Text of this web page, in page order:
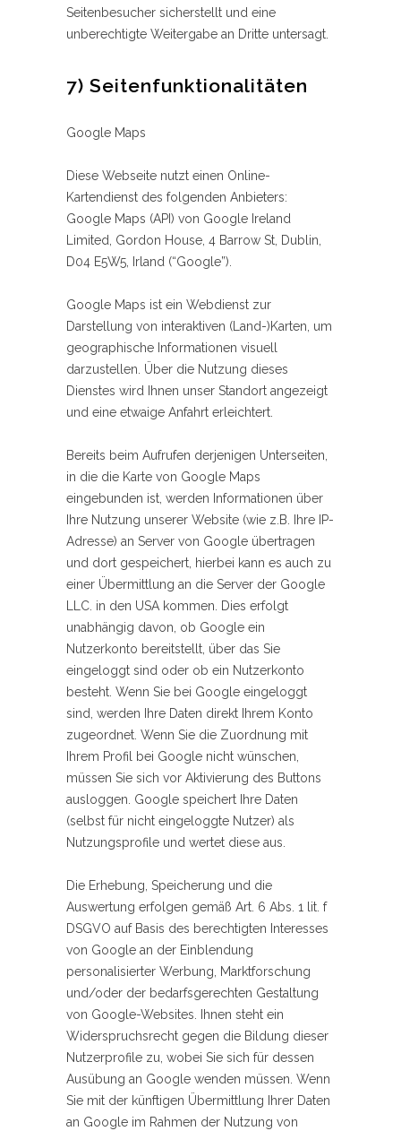
Seitenbesucher sicherstellt und eine
unberechtigte Weitergabe an Dritte untersagt.
7) Seitenfunktionalitäten
Google Maps
Diese Webseite nutzt einen Online-
Kartendienst des folgenden Anbieters:
Google Maps (API) von Google Ireland
Limited, Gordon House, 4 Barrow St, Dublin,
D04 E5W5, Irland (“Google”).
Google Maps ist ein Webdienst zur
Darstellung von interaktiven (Land-)Karten, um
geographische Informationen visuell
darzustellen. Über die Nutzung dieses
Dienstes wird Ihnen unser Standort angezeigt
und eine etwaige Anfahrt erleichtert.
Bereits beim Aufrufen derjenigen Unterseiten,
in die die Karte von Google Maps
eingebunden ist, werden Informationen über
Ihre Nutzung unserer Website (wie z.B. Ihre IP-
Adresse) an Server von Google übertragen
und dort gespeichert, hierbei kann es auch zu
einer Übermittlung an die Server der Google
LLC. in den USA kommen. Dies erfolgt
unabhängig davon, ob Google ein
Nutzerkonto bereitstellt, über das Sie
eingeloggt sind oder ob ein Nutzerkonto
besteht. Wenn Sie bei Google eingeloggt
sind, werden Ihre Daten direkt Ihrem Konto
zugeordnet. Wenn Sie die Zuordnung mit
Ihrem Profil bei Google nicht wünschen,
müssen Sie sich vor Aktivierung des Buttons
ausloggen. Google speichert Ihre Daten
(selbst für nicht eingeloggte Nutzer) als
Nutzungsprofile und wertet diese aus.
Die Erhebung, Speicherung und die
Auswertung erfolgen gemäß Art. 6 Abs. 1 lit. f
DSGVO auf Basis des berechtigten Interesses
von Google an der Einblendung
personalisierter Werbung, Marktforschung
und/oder der bedarfsgerechten Gestaltung
von Google-Websites. Ihnen steht ein
Widerspruchsrecht gegen die Bildung dieser
Nutzerprofile zu, wobei Sie sich für dessen
Ausübung an Google wenden müssen. Wenn
Sie mit der künftigen Übermittlung Ihrer Daten
an Google im Rahmen der Nutzung von